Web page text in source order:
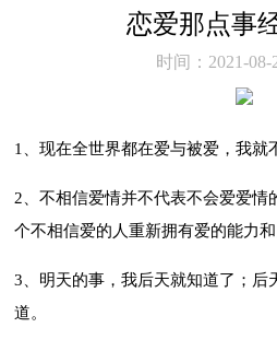
恋爱那点事
时间：2021-08-
1、现在全世界都在爱与被爱，我就
2、不相信爱情并不代表不会爱爱情
个不相信爱的人重新拥有爱的能力
3、明天的事，我后天就知道了；后
道。